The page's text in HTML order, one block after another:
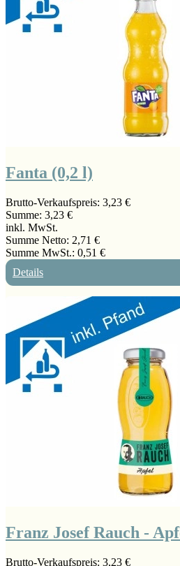
Fanta (0,2 l)
Brutto-Verkaufspreis: 3,23 €
Summe: 3,23 €
inkl. MwSt.
Summe Netto: 2,71 €
Summe MwSt.: 0,51 €
Details
Franz Josef Rauch -
Brutto-Verkaufspreis: 3,23 €